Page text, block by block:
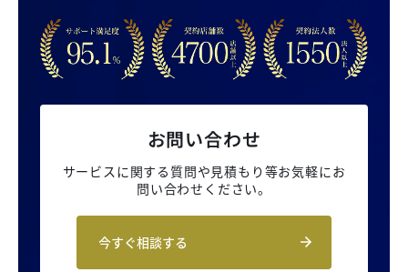
お問い合わせ
サービスに関する質問や見積もり等お気軽にお
問い合わせください。
今すぐ相談する